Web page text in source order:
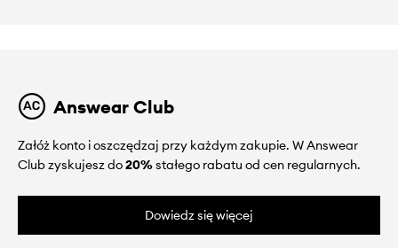
Answear Club
Załóż konto i oszczędzaj przy każdym zakupie. W Answear
Club zyskujesz do20%stałego rabatu od cen regularnych.
Dowiedz się więcej